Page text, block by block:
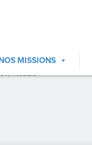
MISSIONS
rue Pasteur
Rebais